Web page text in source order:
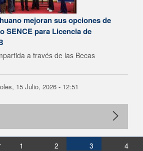
mejoran sus opciones de
SENCE para Licencia de
a través de las Becas
15 Julio, 2026 - 12:51
1 2 3
4